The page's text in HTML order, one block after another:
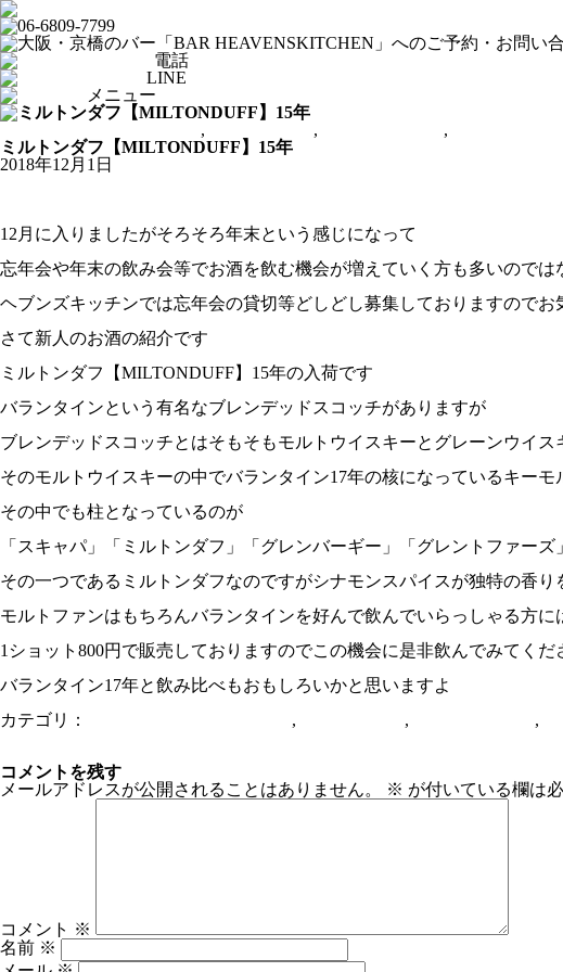
電話
LINE
メニュー
, , ,
ミルトンダフ【MILTONDUFF】15年
2018年12月1日
12月に入りましたがそろそろ年末という感じになって
忘年会や年末の飲み会等でお酒を飲む機会が増えていく方も多いのでは
ヘブンズキッチンでは忘年会の貸切等どしどし募集しておりますので
さて新人のお酒の紹介です
ミルトンダフ【MILTONDUFF】15年の入荷です
バランタインという有名なブレンデッドスコッチがありますが
ブレンデッドスコッチとはそもそもモルトウイスキーとグレーンウイ
そのモルトウイスキーの中でバランタイン17年の核になっているキー
その中でも柱となっているのが
「スキャパ」「ミルトンダフ」「グレンバーギー」「グレントファーズ」
その一つであるミルトンダフなのですがシナモンスパイスが独特の香り
モルトファンはもちろんバランタインを好んで飲んでいらっしゃる方に
1ショット800円で販売しておりますのでこの機会に是非飲んでみてくだ
バランタイン17年と飲み比べもおもしろいかと思いますよ
カテゴリ：
, , ,
コメントを残す
メールアドレスが公開されることはありません。
※ が付いている欄は
コメント ※
名前 ※